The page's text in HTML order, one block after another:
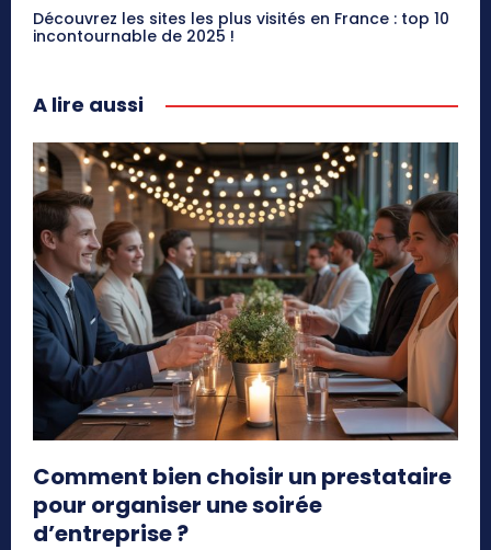
Découvrez les sites les plus visités en France : top 10
incontournable de 2025 !
A lire aussi
Comment bien choisir un prestataire
pour organiser une soirée
d’entreprise ?